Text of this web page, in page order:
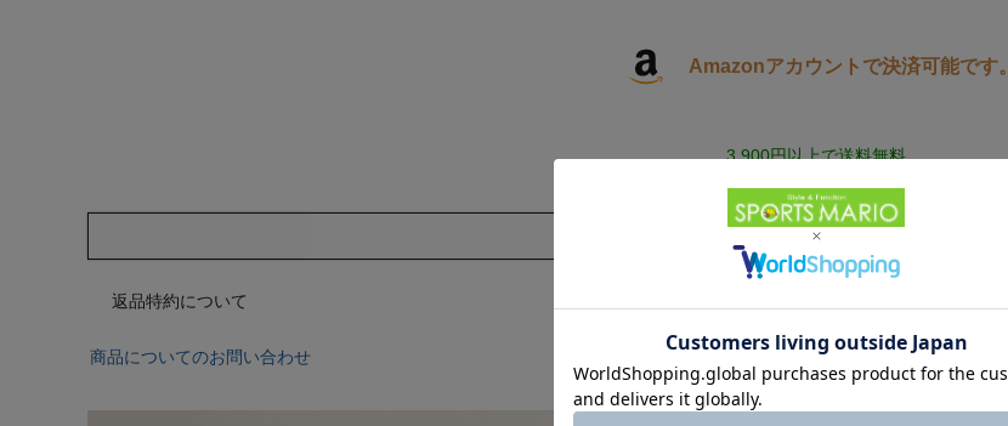
Amazonアカウントで決済可能です。
3,900円以上で送料無料
取扱店舗一覧
返品特約について
商品についてのお問い合わせ